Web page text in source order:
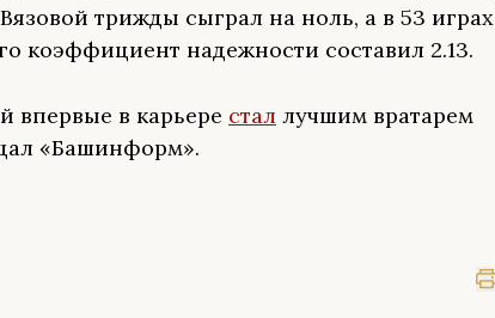
трижды сыграл на ноль, а в 53 играх
коэффициент надежности составил 2.13.
впервые в карьере стал лучшим вратарем
«Башинформ».